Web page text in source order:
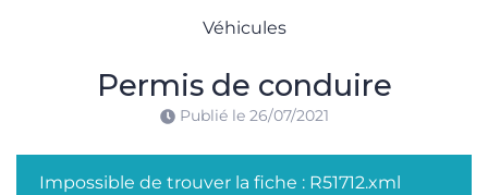
Véhicules
Permis de conduire
Publié le 26/07/2021
Impossible de trouver la fiche : R51712.xml